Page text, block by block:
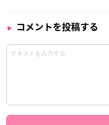
コメントを投稿する